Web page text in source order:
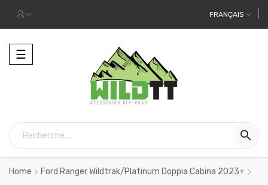
FRANÇAIS
Toggle
navigation
☰

Home
Ford Ranger Wildtrak/Platinum Doppia Cabina 2023+